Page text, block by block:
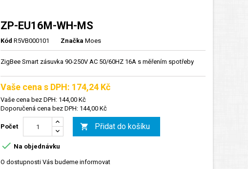
ZP-EU16M-WH-MS
Kód R5VB000101 Značka Moes
ZigBee Smart zásuvka 90-250V AC 50/60HZ 16A s měřením spotřeby
Vaše cena s DPH: 174,24 Kč
Vaše cena bez DPH: 144,00 Kč
Doporučená cena bez DPH: 144,00 Kč
Počet  Přidat do košíku
 Na objednávku
O dostupnosti Vás budeme informovat